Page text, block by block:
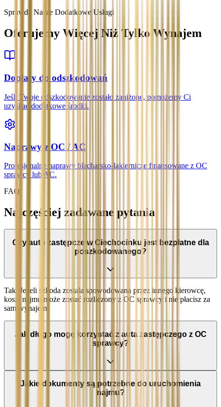
Sprawdź Nasze Dodatkowe Usługi
Oferujemy Więcej Niż Tylko Wynajem
Dopłaty do odszkodowań
Jeśli Twoje odszkodowanie zostało zaniżone, pomożemy Ci
uzyskać dodatkowe środki.
Naprawy z OC / AC
Profesjonalne naprawy blacharsko-lakiernicze finansowane z OC
sprawcy lub AC.
FAQ
Najczęściej zadawane pytania
Czy auto zastępcze w Ciechocinku jest bezpłatne dla
poszkodowanego?
Tak. Jeżeli szkoda została spowodowana przez innego kierowcę,
koszt najmu może zostać rozliczony z OC sprawcy i nie płacisz za
sam wynajem.
Jak długo mogę korzystać z auta zastępczego z OC
sprawcy?
Jakie dokumenty są potrzebne do uruchomienia
najmu?